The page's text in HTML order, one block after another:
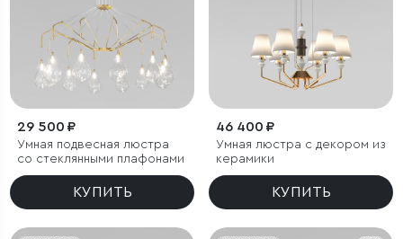
29 500 ₽
Умная подвесная люстра
со стеклянными плафонами
КУПИТЬ
46 400 ₽
Умная люстра с декором из
керамики
КУПИТЬ